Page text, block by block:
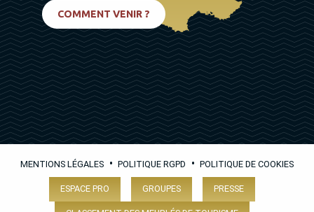
COMMENT VENIR ?
MENTIONS LÉGALES • POLITIQUE RGPD • POLITIQUE DE COOKIES
ESPACE PRO GROUPES PRESSE